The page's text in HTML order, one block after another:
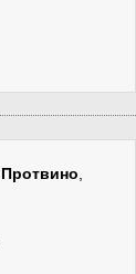
Протвино